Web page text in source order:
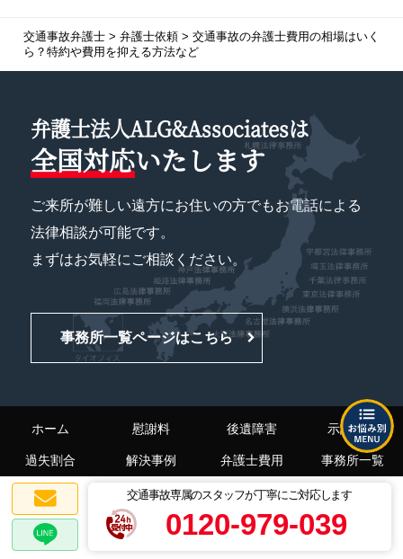
交通事故専属のスタッフが丁寧にご対応します
0120-979-039
交通事故弁護士> 弁護士依頼> 交通事故の弁護士費用の相場はいく
ら？特約や費用を抑える方法など
弁護士法人ALG&Associatesは
全国対応いたします
ご来所が難しい遠方にお住いの方でもお電話による
法律相談が可能です。
まずはお気軽にご相談ください。
事務所一覧ページはこちら
ホーム 慰謝料 後遺障害 示談交渉
過失割合 解決事例 弁護士費用 事務所一覧
無料相談の流れ ALGについて お客様の声